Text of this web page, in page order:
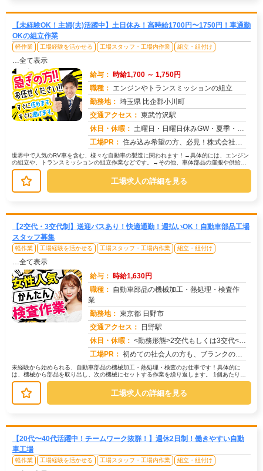
【未経験OK！主婦(夫)活躍中】土日休み！高時給1700円〜1750円！車通勤
OKの組立作業
軽作業 工場経験を活かせる 工場スタッフ・工場内作業 組立・組付け
…全て表示
給与： 時給1,700 ～ 1,750円
職種： エンジンやトランスミッションの組立
勤務地： 埼玉県 比企郡小川町
交通アクセス： 東武竹沢駅
休日・休暇： 土曜日・日曜日休みGW・夏季・年末年始休暇あり
工場PR： 住み込み希望の方、必見！株式会社京栄センターでは、2000人以上の紹介実績があります。→全国2500件以上の格安寮...
世界中で人気のRV車を含む、様々な自動車の製造に関われます！→具体的には、エンジン
の組立や、トランスミッションの組立作業などです。→その他、車体部品の運搬や供給、
機械操作、完成品の検査など、あな...
工場求人の詳細を見る
【2交代・3交代制】送迎バスあり！快適通勤！週払いOK！自動車部品工場
スタッフ募集
軽作業 工場経験を活かせる 工場スタッフ・工場内作業 組立・組付け
…全て表示
給与： 時給1,630円
職種： 自動車部品の機械加工・熱処理・検査作
業
勤務地： 東京都 日野市
交通アクセス：
日野駅
休日・休暇： <勤務形態>2交代もしくは3交代<休日>土日またはシフト制
工場PR： 初めての社会人の方も、ブランクのある方も安心！株式会社京栄センターで、新しい一歩を踏み出してみませんか？→充実のサ...
未経験から始められる、自動車部品の機械加工・熱処理・検査のお仕事です！具体的に
は、機械から部品を取り出し、次の機械にセットする作業を繰り返します。 1個あたり約
30秒の作業で、1時間に2000...
工場求人の詳細を見る
【20代〜40代活躍中！チームワーク抜群！】週休2日制！働きやすい自動
車工場
軽作業 工場経験を活かせる 工場スタッフ・工場内作業 組立・組付け